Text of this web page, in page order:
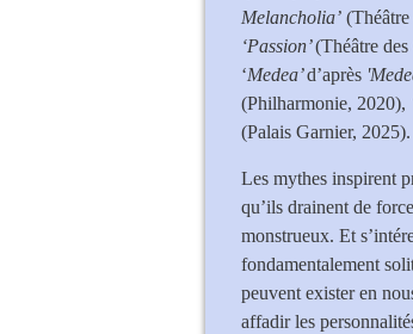
Melancholia’
‘Passion’(Théâtre
‘Medea’d’après
(Philharmonie, 2020),
(Palais Garnier, 2025).
Les mythes inspirent
qu’ils drainent de
monstrueux. Et
fondamentalement
peuvent exister en
affadir les